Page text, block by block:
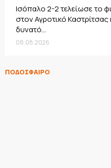
Ισόπαλο 2-2 τελείωσε το
στον Αγροτικό Καστρίτσας
δυνατό...
08.08.2026
ΠΟΔΟΣΦΑΙΡΟ